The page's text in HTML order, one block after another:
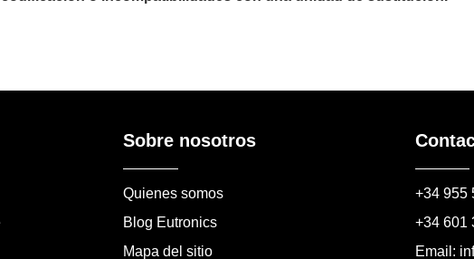
Sobre nosotros
Quienes somos
Blog Eutronics
Mapa del sitio
+34 955
+34 601
Email: